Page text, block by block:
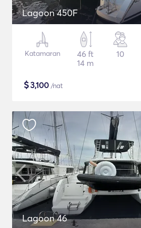
Lagoon 450F
Katamaran
46 ft
14 m
10
$3,100 /nat
Lagoon 46